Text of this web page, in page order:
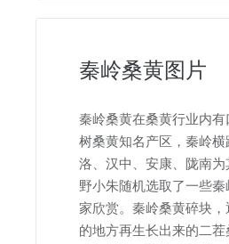
秦岭桑黄图片
秦岭桑黄在桑黄行业内
树桑黄知名产区，秦岭
洛、汉中、安康、陇南
野小朱随机选取了一些
家欣赏。秦岭桑黄碎块
的地方再生长出来的二